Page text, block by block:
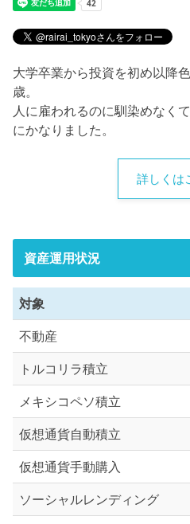
大学卒業から投資を初め以降
歳。
人に雇われるのに馴染めなく
にかなりました。
詳しくは
資産運用状況
対象
不動産
トルコリラ積立
メキシコペソ積立
仮想通貨自動積立
仮想通貨手動購入
ソーシャルレンディング